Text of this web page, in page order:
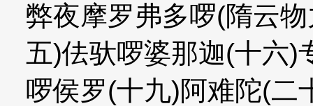
弊夜摩罗弗多啰(隋云
五)佉驮啰婆那迦(十六)
啰侯罗(十九)阿难陀(二